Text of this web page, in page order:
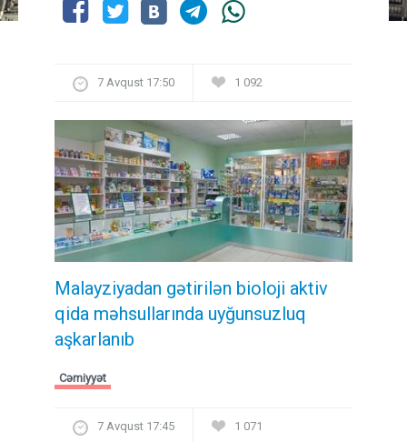
7 Avqust 17:50 1 092
Malayziyadan gətirilən bioloji aktiv
qida məhsullarında uyğunsuzluq
aşkarlanıb
Cəmiyyət
7 Avqust 17:45 1 071